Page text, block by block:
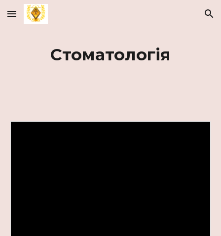
Skip to main content Skip to navigation
Стоматологія